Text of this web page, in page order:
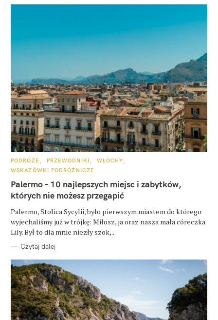
K
T
G
O
R
PODRÓŻE PRZEWODNIKI
WŁOCHY
WSKAZÓWKI PODRÓŻNICZE
Palermo – 10 najlepszych miejsc i zabytków,
których nie możesz przegapić
Palermo, Stolica Sycylii, było pierwszym miastem do którego
wyjechaliśmy już w trójkę: Miłosz, ja oraz nasza mała córeczka
Lily. Był to dla mnie niezły szok,..
Czytaj dalej